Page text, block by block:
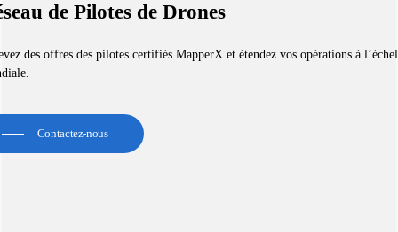
de Pilotes de Drones
des offres des pilotes certifiés MapperX et étendez vos opérations à
Contactez-nous